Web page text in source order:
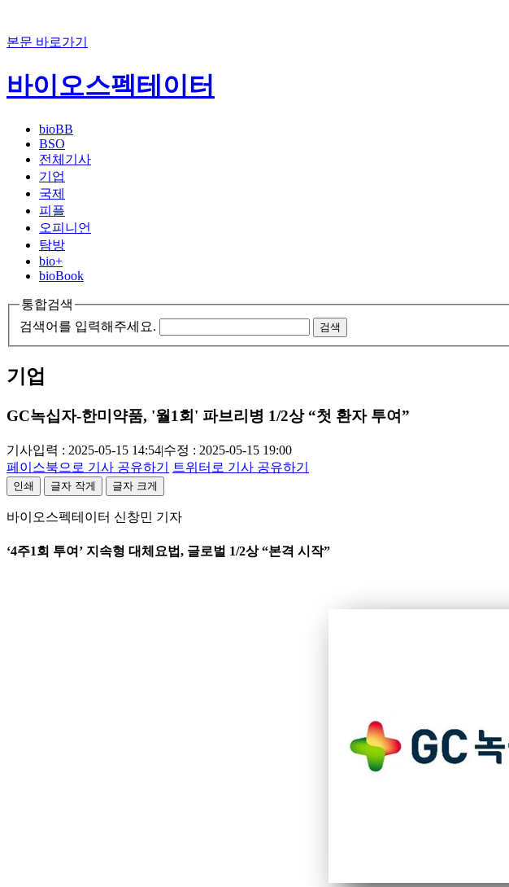
본문 바로가기
바이오스펙테이터
bioBB
BSO
전체기사
기업
국제
피플
오피니언
탐방
bio+
bioBook
통합검색
검색어를 입력해주세요.
검색
기업
GC녹십자-한미약품, '월1회' 파브리병 1/2상 “첫 환자 투여”
기사입력 : 2025-05-15 14:54|수정 : 2025-05-15 19:00
페이스북으로 기사 공유하기
트위터로 기사 공유하기
인쇄 글자 작게 글자 크게
바이오스펙테이터 신창민 기자
‘4주1회 투여’ 지속형 대체요법, 글로벌 1/2상 “본격 시작”